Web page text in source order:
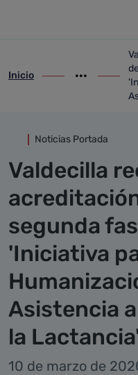
ir-a inicio
Inicio
Mostrar
ir-a
Noticias Portada
Valdecilla
segunda
'Iniciativa
Asistencia
la
10 de marzo de